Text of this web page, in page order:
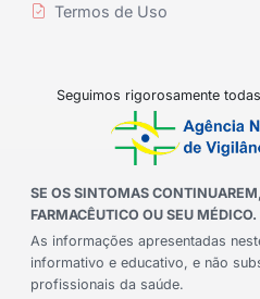
Termos de Uso
Seguimos rigorosamente
SE OS SINTOMAS
FARMACÊUTICO OU SEU
As informações apresentadas
informativo e educativo, e não
profissionais da saúde.